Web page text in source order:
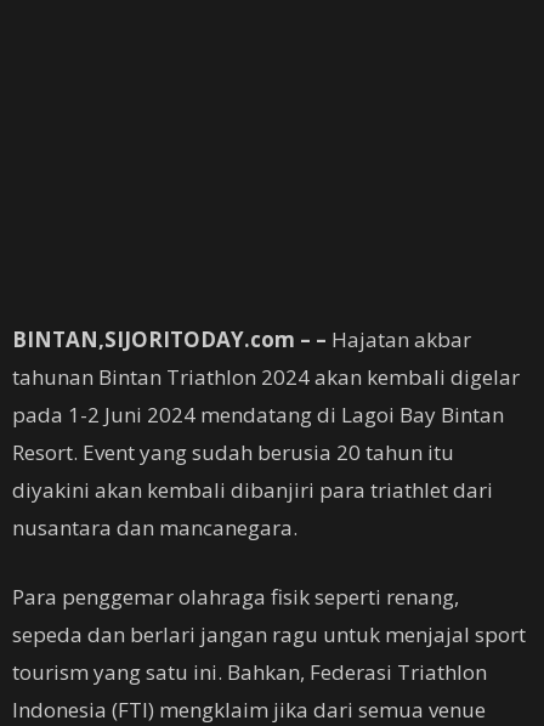
BINTAN,SIJORITODAY.com – – Hajatan akbar
tahunan Bintan Triathlon 2024 akan kembali digelar
pada 1-2 Juni 2024 mendatang di Lagoi Bay Bintan
Resort. Event yang sudah berusia 20 tahun itu
diyakini akan kembali dibanjiri para triathlet dari
nusantara dan mancanegara.
Para penggemar olahraga fisik seperti renang,
sepeda dan berlari jangan ragu untuk menjajal sport
tourism yang satu ini. Bahkan, Federasi Triathlon
Indonesia (FTI) mengklaim jika dari semua venue